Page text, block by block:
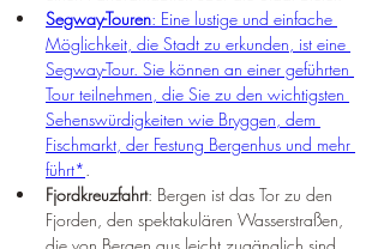
Segway-Touren: Eine lustige und einfache
Möglichkeit, die Stadt zu erkunden, ist eine
Segway-Tour. Sie können an einer geführten
Tour teilnehmen, die Sie zu den wichtigsten
Sehenswürdigkeiten wie Bryggen, dem
Fischmarkt, der Festung Bergenhus und mehr
führt*
Fjordkreuzfahrt: Bergen ist das Tor zu den
Fjorden, den spektakulären Wasserstraßen,
die von Bergen aus leicht zugänglich sind.